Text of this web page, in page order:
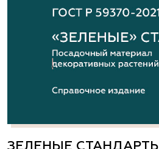
ЗЕЛЕНЫЕ СТАНДАРТЫ